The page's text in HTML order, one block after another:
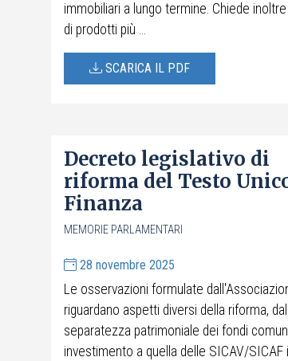
immobiliari a lungo termine. Chiede
di prodotti più ...
SCARICA IL PDF
Decreto legislativo di
riforma del Testo
Finanza
MEMORIE PARLAMENTARI
28 novembre 2025
Le osservazioni formulate
riguardano aspetti diversi della riforma,
separatezza patrimoniale dei fondi
investimento a quella delle SICAV/SICAF